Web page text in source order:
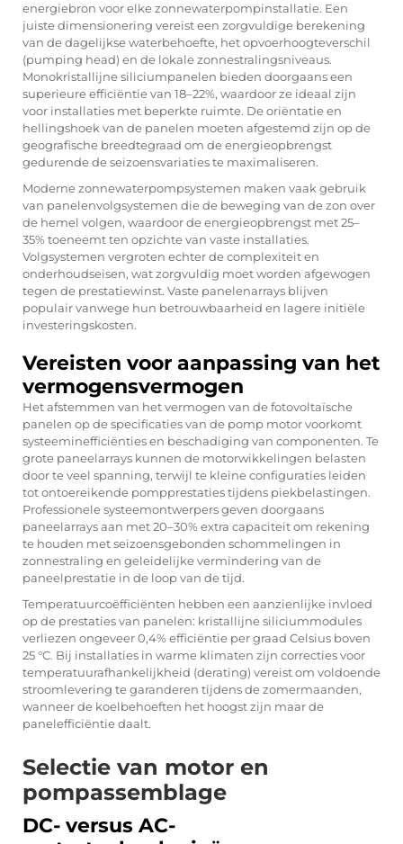
energiebron voor elke zonnewaterpompinstallatie. Een
juiste dimensionering vereist een zorgvuldige berekening
van de dagelijkse waterbehoefte, het opvoerhoogteverschil
(pumping head) en de lokale zonnestralingsniveaus.
Monokristallijne siliciumpanelen bieden doorgaans een
superieure efficiëntie van 18–22%, waardoor ze ideaal zijn
voor installaties met beperkte ruimte. De oriëntatie en
hellingshoek van de panelen moeten afgestemd zijn op de
geografische breedtegraad om de energieopbrengst
gedurende de seizoensvariaties te maximaliseren.
Moderne zonnewaterpompsystemen maken vaak gebruik
van panelenvolgsystemen die de beweging van de zon over
de hemel volgen, waardoor de energieopbrengst met 25–
35% toeneemt ten opzichte van vaste installaties.
Volgsystemen vergroten echter de complexiteit en
onderhoudseisen, wat zorgvuldig moet worden afgewogen
tegen de prestatiewinst. Vaste panelenarrays blijven
populair vanwege hun betrouwbaarheid en lagere initiële
investeringskosten.
Vereisten voor aanpassing van het
vermogensvermogen
Het afstemmen van het vermogen van de fotovoltaïsche
panelen op de specificaties van de pomp motor voorkomt
systeeminefficiënties en beschadiging van componenten. Te
grote paneelarrays kunnen de motorwikkelingen belasten
door te veel spanning, terwijl te kleine configuraties leiden
tot ontoereikende pompprestaties tijdens piekbelastingen.
Professionele systeemontwerpers geven doorgaans
paneelarrays aan met 20–30% extra capaciteit om rekening
te houden met seizoensgebonden schommelingen in
zonnestraling en geleidelijke vermindering van de
paneelprestatie in de loop van de tijd.
Temperatuurcoëfficiënten hebben een aanzienlijke invloed
op de prestaties van panelen: kristallijne siliciummodules
verliezen ongeveer 0,4% efficiëntie per graad Celsius boven
25 °C. Bij installaties in warme klimaten zijn correcties voor
temperatuurafhankelijkheid (derating) vereist om voldoende
stroomlevering te garanderen tijdens de zomermaanden,
wanneer de koelbehoeften het hoogst zijn maar de
panelefficiëntie daalt.
Selectie van motor en
pompassemblage
DC- versus AC-